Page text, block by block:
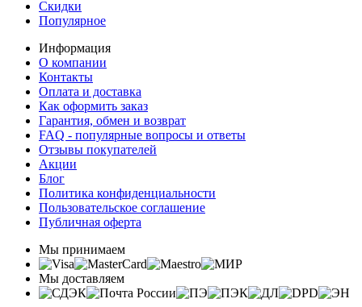
Скидки
Популярное
Информация
О компании
Контакты
Оплата и доставка
Как оформить заказ
Гарантия, обмен и возврат
FAQ - популярные вопросы и ответы
Отзывы покупателей
Акции
Блог
Политика конфиденциальности
Пользовательское соглашение
Публичная оферта
Мы принимаем
Мы доставляем